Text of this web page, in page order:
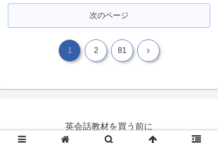
次のページ
1 2 81
英会話教材を買う前に
© 2015 英会話教材を買う前に.